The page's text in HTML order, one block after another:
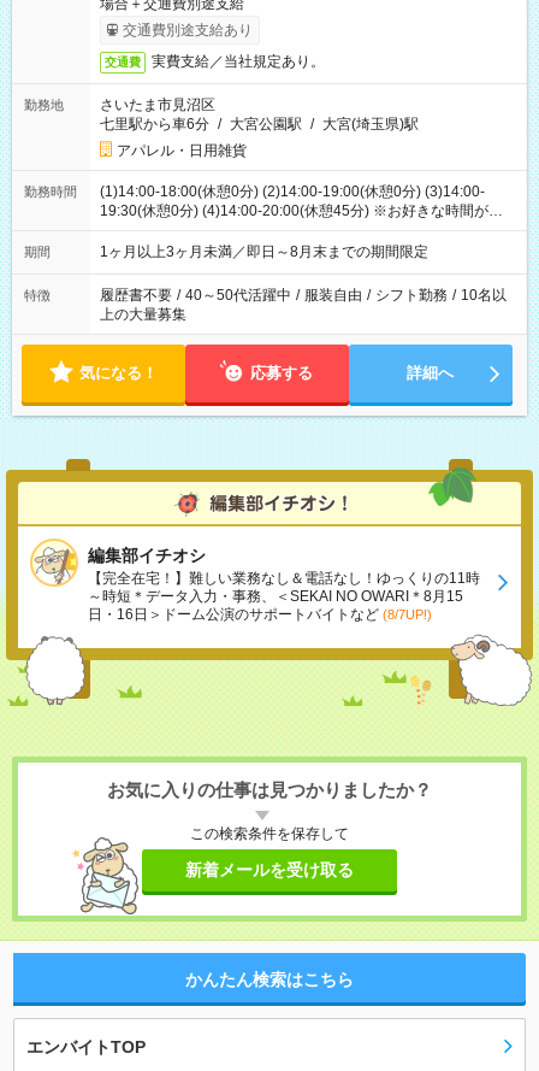
場合＋交通費別途支給
交通費別途支給あり
交通費 実費支給／当社規定あり。
勤務地
さいたま市見沼区
七里駅から車6分 / 大宮公園駅 / 大宮(埼玉県)駅
アパレル・日用雑貨
勤務時間
(1)14:00-18:00(休憩0分) (2)14:00-19:00(休憩0分) (3)14:00-
19:30(休憩0分) (4)14:00-20:00(休憩45分) ※お好きな時間が選べ
ます
期間 1ヶ月以上3ヶ月未満／即日～8月末までの期間限定
特徴 履歴書不要 / 40～50代活躍中 / 服装自由 / シフト勤務 / 10名以
上の大量募集
気になる！ 応募する 詳細へ
編集部イチオシ
【完全在宅！】難しい業務なし＆電話なし！ゆっくりの11時
～時短＊データ入力・事務、＜SEKAI NO OWARI＊8月15
日・16日＞ドーム公演のサポートバイトなど (8/7UP!)
お気に入りの仕事は見つかりましたか？
この検索条件を保存して
新着メールを受け取る
かんたん検索はこちら
エンバイトTOP